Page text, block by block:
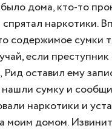
дома, кто-то
наркотики.
содержимое сумки
если преступник
оставил ему
сумку и
наркотики и
моим домом.